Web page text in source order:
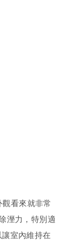
看來就非常
溼力，特別適
室內維持在